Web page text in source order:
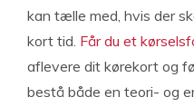
kan tælle med, hvis der
kort tid. Får du et
aflevere dit kørekort og
bestå både en teori- og